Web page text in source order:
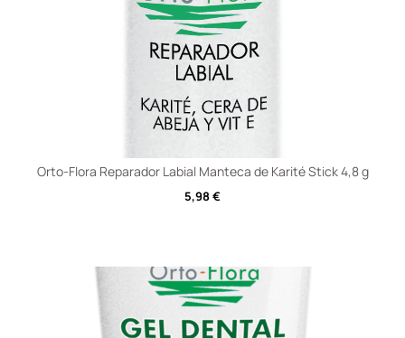
Orto-Flora Reparador Labial Manteca de Karité Stick 4,8 g
5,98€